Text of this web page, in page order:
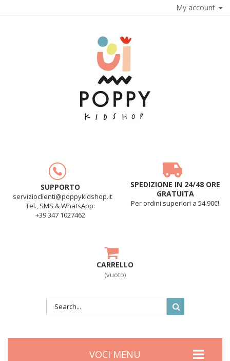
My account
SUPPORTO
servizioclienti@poppykidshop.it
Tel., SMS & WhatsApp:
+39 347 1027462
SPEDIZIONE IN 24/48 ORE
GRATUITA
Per ordini superiori a 54.90€!
CARRELLO
(vuoto)
VOCI MENU